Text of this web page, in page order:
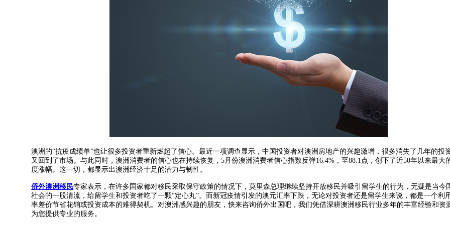
澳洲的“抗疫成绩单”也让很多投资者重新燃起了信心。最近一项调查显示，中国投资者对澳洲房地产的兴趣激增，很多消失了几年的投
又回到了市场。与此同时，澳洲消费者的信心也在持续恢复，5月份澳洲消费者信心指数反弹16.4%，至88.1点，创下了近50年以来最大
度涨幅。这一切，都显示出澳洲经济十足的潜力与韧性。
侨外澳洲移民专家表示，在许多国家都对移民采取保守政策的情况下，莫里森总理继续坚持开放移民并吸引留学生的行为，无疑是当今
社会的一股清流，给留学生和投资者吃了一颗“定心丸”。而新冠疫情引发的澳元汇率下跌，无论对投资者还是留学生来说，都是一个利
率差价节省花销或投资成本的难得契机。对澳洲感兴趣的朋友，快来咨询侨外出国吧，我们凭借深耕澳洲移民行业多年的丰富经验和资
为您提供专业的服务。